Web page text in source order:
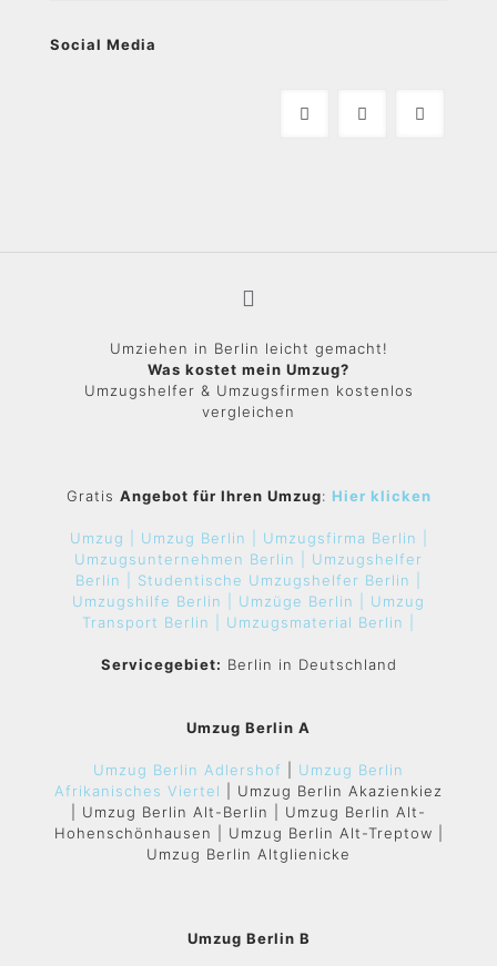
Social Media
Umziehen in Berlin leicht gemacht!
Was kostet mein Umzug?
Umzugshelfer & Umzugsfirmen kostenlos
vergleichen
Gratis Angebot für Ihren Umzug: Hier klicken
Umzug | Umzug Berlin |
Umzugsfirma Berlin |
Umzugsunternehmen Berlin | Umzugshelfer
Berlin | Studentische Umzugshelfer Berlin |
Umzugshilfe Berlin | Umzüge Berlin | Umzug
Transport Berlin | Umzugsmaterial Berlin |
Servicegebiet: Berlin in Deutschland
Umzug Berlin A
Umzug Berlin Adlershof
Umzug Berlin
Afrikanisches Viertel
| Umzug Berlin Akazienkiez
| Umzug Berlin Alt-Berlin | Umzug Berlin Alt-
Hohenschönhausen | Umzug Berlin Alt-Treptow |
Umzug Berlin Altglienicke
Umzug Berlin B